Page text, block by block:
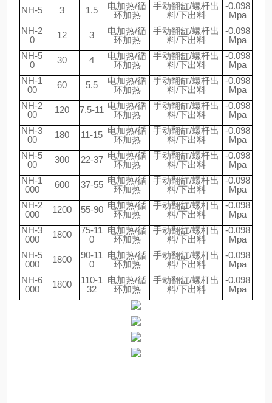
NH-5
3 1.5
电加热/循
环加热
手动翻缸/螺杆出
料/下出料
-0.098
Mpa
NH-2
0
12 3
电加热/循
环加热
手动翻缸/螺杆出
料/下出料
-0.098
Mpa
NH-5
0
30 4
电加热/循
环加热
手动翻缸/螺杆出
料/下出料
-0.098
Mpa
NH-1
00
60 5.5
电加热/循
环加热
手动翻缸/螺杆出
料/下出料
-0.098
Mpa
NH-2
00
120 7.5-11 电加热/循
环加热
手动翻缸/螺杆出
料/下出料
-0.098
Mpa
NH-3
00
180 11-15 电加热/循
环加热
手动翻缸/螺杆出
料/下出料
-0.098
Mpa
NH-5
00
300 22-37 电加热/循
环加热
手动翻缸/螺杆出
料/下出料
-0.098
Mpa
NH-1
000
600 37-55 电加热/循
环加热
手动翻缸/螺杆出
料/下出料
-0.098
Mpa
NH-2
000
1200 55-90 电加热/循
环加热
手动翻缸/螺杆出
料/下出料
-0.098
Mpa
NH-3
000
1800
75-11
0
电加热/循
环加热
手动翻缸/螺杆出
料/下出料
-0.098
Mpa
NH-5
000
1800
90-11
0
电加热/循
环加热
手动翻缸/螺杆出
料/下出料
-0.098
Mpa
NH-6
000
1800
110-1
32
电加热/循
环加热
手动翻缸/螺杆出
料/下出料
-0.098
Mpa